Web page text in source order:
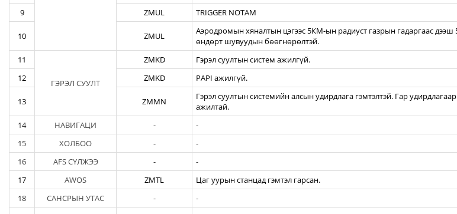
9 ZMUL TRIGGER NOTAM
10 ZMUL
Аэродромын хяналтын цэгээс 5КМ-ын радиуст газрын гадаргаас
өндөрт шувуудын бөөгнөрөлтэй.
11
ГЭРЭЛ СУУЛТ
ZMKD Гэрэл суултын систем ажилгүй.
12
ZMKD PAPI ажилгүй.
13 ZMMN
Гэрэл суултын системийн алсын удирдлага гэмтэлтэй. Гар
ажилтай.
14 НАВИГАЦИ - -
15
ХОЛБОО - -
16
AFS СҮЛЖЭЭ - -
17
AWOS ZMTL Цаг уурын станцад гэмтэл гарсан.
18
САНСРЫН УТАС - -